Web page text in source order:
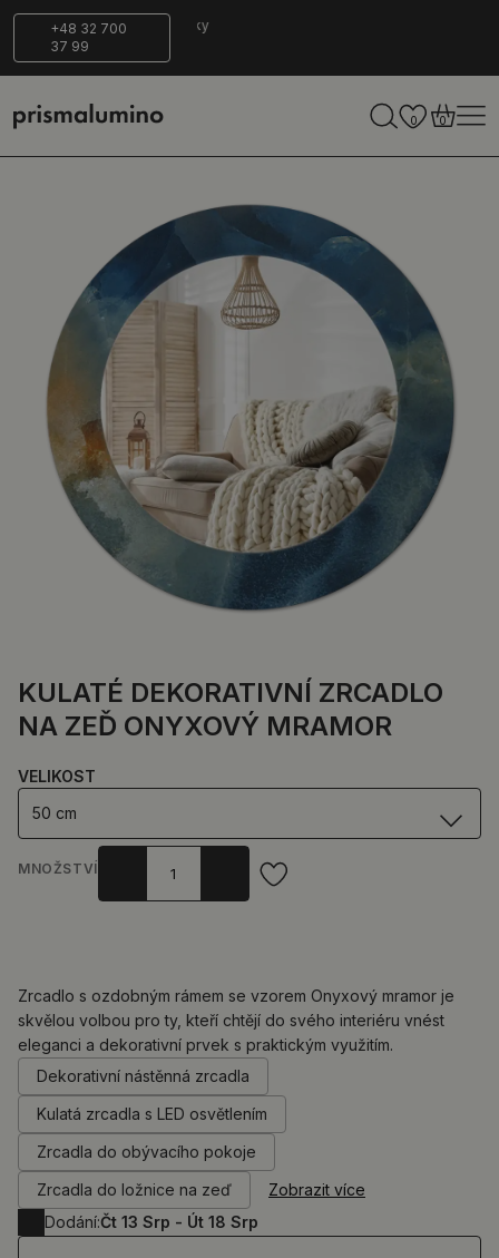
+48 32 700
37 99
Bezpečné
dodání
Ekologicky
0 0
KULATÉ DEKORATIVNÍ ZRCADLO
NA ZEĎ ONYXOVÝ MRAMOR
VELIKOST
50 cm
MNOŽSTVÍ
0.00Kč
Zrcadlo s ozdobným rámem se vzorem Onyxový mramor je
skvělou volbou pro ty, kteří chtějí do svého interiéru vnést
eleganci a dekorativní prvek s praktickým využitím.
Dekorativní nástěnná zrcadla
Kulatá zrcadla s LED osvětlením
Zrcadla do obývacího pokoje
Zrcadla do ložnice na zeď
Zobrazit více
Dodání:Čt 13 Srp - Út 18 Srp